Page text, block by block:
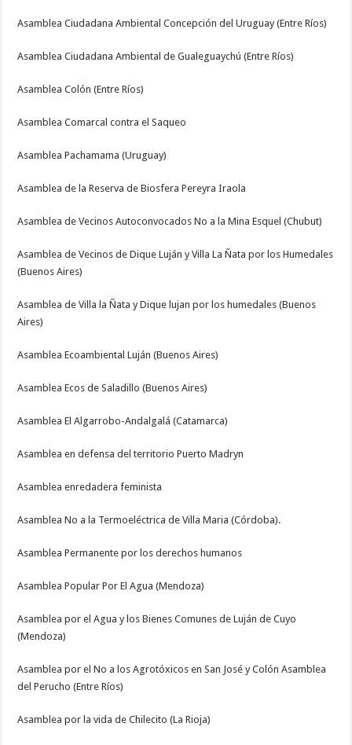
Asamblea Ciudadana Ambiental Concepción del Uruguay (Entre Ríos)
Asamblea Ciudadana Ambiental de Gualeguaychú (Entre Ríos)
Asamblea Colón (Entre Ríos)
Asamblea Comarcal contra el Saqueo
Asamblea Pachamama (Uruguay)
Asamblea de la Reserva de Biosfera Pereyra Iraola
Asamblea de Vecinos Autoconvocados No a la Mina Esquel (Chubut)
Asamblea de Vecinos de Dique Luján y Villa La Ñata por los Humedales
(Buenos Aires)
Asamblea de Villa la Ñata y Dique lujan por los humedales (Buenos
Aires)
Asamblea Ecoambiental Luján (Buenos Aires)
Asamblea Ecos de Saladillo (Buenos Aires)
Asamblea El Algarrobo-Andalgalá (Catamarca)
Asamblea en defensa del territorio Puerto Madryn
Asamblea enredadera feminista
Asamblea No a la Termoeléctrica de Villa Maria (Córdoba).
Asamblea Permanente por los derechos humanos
Asamblea Popular Por El Agua (Mendoza)
Asamblea por el Agua y los Bienes Comunes de Luján de Cuyo
(Mendoza)
Asamblea por el No a los Agrotóxicos en San José y Colón Asamblea
del Perucho (Entre Ríos)
Asamblea por la vida de Chilecito (La Rioja)